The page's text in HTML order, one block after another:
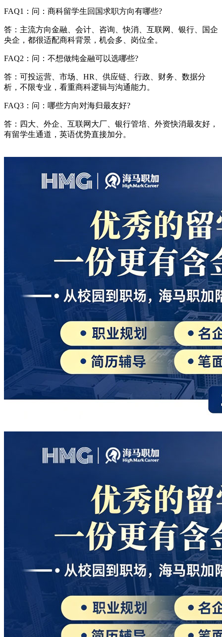
FAQ1：问：商科留学生回国求职方向有哪些?
答：主流方向金融、会计、咨询、快消、互联网、银行、国企
央企，都很适配商科背景，机会多、岗位全。
FAQ2：问：不想做纯金融可以选哪些?
答：可投运营、市场、HR、供应链、行政、财务、数据分
析，不限专业，看重商科逻辑与沟通能力。
FAQ3：问：哪些方向对海归最友好?
答：四大、外企、互联网大厂、银行管培、外资快消最友好，
有留学生通道，英语优势直接加分。